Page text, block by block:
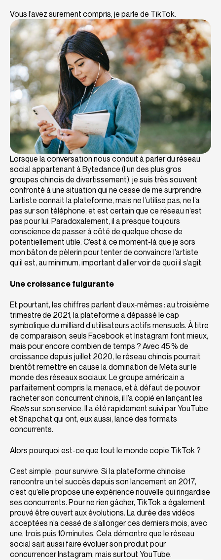
Vous l’avez surement compris, je parle de TikTok.
Lorsque la conversation nous conduit à parler du réseau
social appartenant à Bytedance (l’un des plus gros
groupes chinois de divertissement), je suis très souvent
confronté à une situation qui ne cesse de me surprendre.
L’artiste connait la plateforme, mais ne l’utilise pas, ne l’a
pas sur son téléphone, et est certain que ce réseau n’est
pas pour lui. Paradoxalement, il a presque toujours
conscience de passer à côté de quelque chose de
potentiellement utile. C’est à ce moment-là que je sors
mon bâton de pèlerin pour tenter de convaincre l’artiste
qu’il est, au minimum, important d’aller voir de quoi il s’agit.
Une croissance fulgurante
Et pourtant, les chiffres parlent d’eux-mêmes : au troisième
trimestre de 2021, la plateforme a dépassé le cap
symbolique du milliard d’utilisateurs actifs mensuels. À titre
de comparaison, seuls Facebook et Instagram font mieux,
mais pour encore combien de temps ? Avec 45 % de
croissance depuis juillet 2020, le réseau chinois pourrait
bientôt remettre en cause la domination de Méta sur le
monde des réseaux sociaux. Le groupe américain a
parfaitement compris la menace, et à défaut de pouvoir
racheter son concurrent chinois, il l’a copié en lançant les
Reelssur son service. Il a été rapidement suivi par YouTube
et Snapchat qui ont, eux aussi, lancé des formats
concurrents.
Alors pourquoi est-ce que tout le monde copie TikTok ?
C’est simple : pour survivre. Si la plateforme chinoise
rencontre un tel succès depuis son lancement en 2017,
c’est qu’elle propose une expérience nouvelle qui ringardise
ses concurrents. Pour ne rien gâcher, TikTok a également
prouvé être ouvert aux évolutions. La durée des vidéos
acceptées n’a cessé de s’allonger ces derniers mois, avec
une, trois puis 10 minutes. Cela démontre que le réseau
social sait aussi faire évoluer son produit pour
concurrencer Instagram, mais surtout YouTube.